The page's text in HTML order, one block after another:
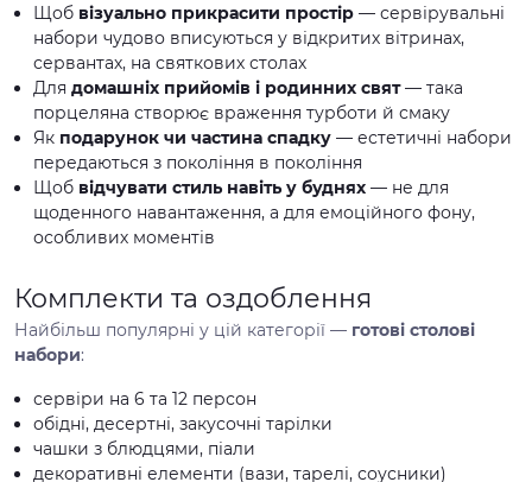
Щоб візуально прикрасити простір — сервірувальні
набори чудово вписуються у відкритих вітринах,
сервантах, на святкових столах
Для домашніх прийомів і родинних свят— така
порцеляна створює враження турботи й смаку
Як подарунок чи частина спадку — естетичні набори
передаються з покоління в покоління
Щоб відчувати стиль навіть у буднях — не для
щоденного навантаження, а для емоційного фону,
особливих моментів
Комплекти та оздоблення
Найбільш популярні у цій категорії — готові столові
набори:
сервіри на 6 та 12 персон
обідні, десертні, закусочні тарілки
чашки з блюдцями, піали
декоративні елементи (вази, тарелі, соусники)